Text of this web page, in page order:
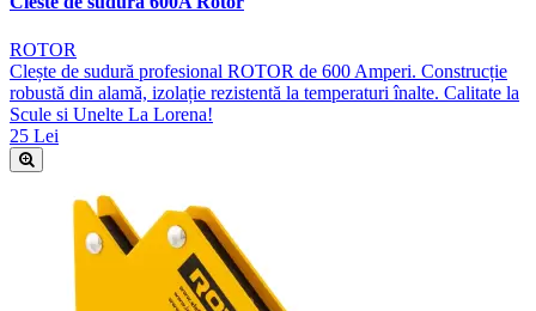
ROTOR
Clește de sudură profesional ROTOR de 600 Amperi. Construcție
robustă din alamă, izolație rezistentă la temperaturi înalte. Calitate la
Scule si Unelte La Lorena!
25 Lei